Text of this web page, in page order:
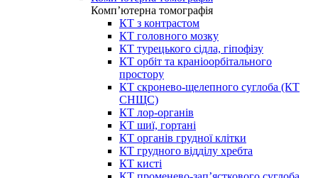
Комп’ютерна томографія
КТ з контрастом
КТ головного мозку
КТ турецького сідла, гіпофізу
КТ орбіт та краніоорбітального
простору
КТ скронево-щелепного суглоба (КТ
СНЩС)
КТ лор-органів
КТ шиї, гортані
КТ органів грудної клітки
КТ грудного відділу хребта
КТ кисті